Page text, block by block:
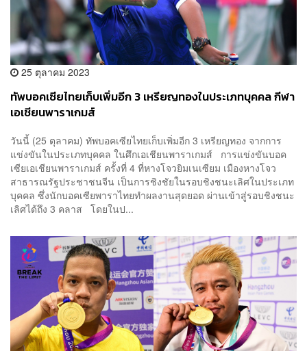
25 ตุลาคม 2023
ทัพบอคเซียไทยเก็บเพิ่มอีก 3 เหรียญทองในประเภทบุคคล กีฬา
เอเชียนพาราเกมส์
วันนี้ (25 ตุลาคม) ทัพบอคเซียไทยเก็บเพิ่มอีก 3 เหรียญทอง จากการ
แข่งขันในประเภทบุคคล ในศึกเอเชียนพาราเกมส์ การแข่งขันบอค
เซียเอเชียนพาราเกมส์ ครั้งที่ 4 ที่หางโจวยิมเนเซียม เมืองหางโจว
สาธารณรัฐประชาชนจีน เป็นการชิงชัยในรอบชิงชนะเลิศในประเภท
บุคคล ซึ่งนักบอคเซียพาราไทยทำผลงานสุดยอด ผ่านเข้าสู่รอบชิงชนะ
เลิศได้ถึง 3 คลาส โดยในป...